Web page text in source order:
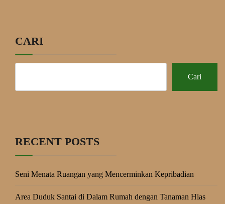
CARI
Cari
RECENT POSTS
Seni Menata Ruangan yang Mencerminkan Kepribadian
Area Duduk Santai di Dalam Rumah dengan Tanaman Hias